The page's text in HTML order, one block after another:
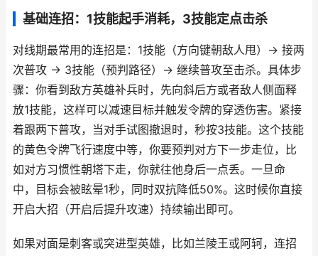
基础连招：1技能起手消耗，3技能定点击杀
对线期最常用的连招是：1技能（方向键朝敌人甩）→ 接两
次普攻 → 3技能（预判路径）→ 继续普攻至击杀。具体步
骤：你看到敌方英雄补兵时，先向斜后方或者敌人侧面释
放1技能，这样可以减速目标并触发令牌的穿透伤害。紧接
着跟两下普攻，当对手试图撤退时，秒按3技能。这个技能
的黄色令牌飞行速度中等，你要预判对方下一步走位，比
如对方习惯性朝塔下走，你就往他身后一点丢。一旦命
中，目标会被眩晕1秒，同时双抗降低50%。这时候你直接
开启大招（开启后提升攻速）持续输出即可。
如果对面是刺客或突进型英雄，比如兰陵王或阿轲，连招